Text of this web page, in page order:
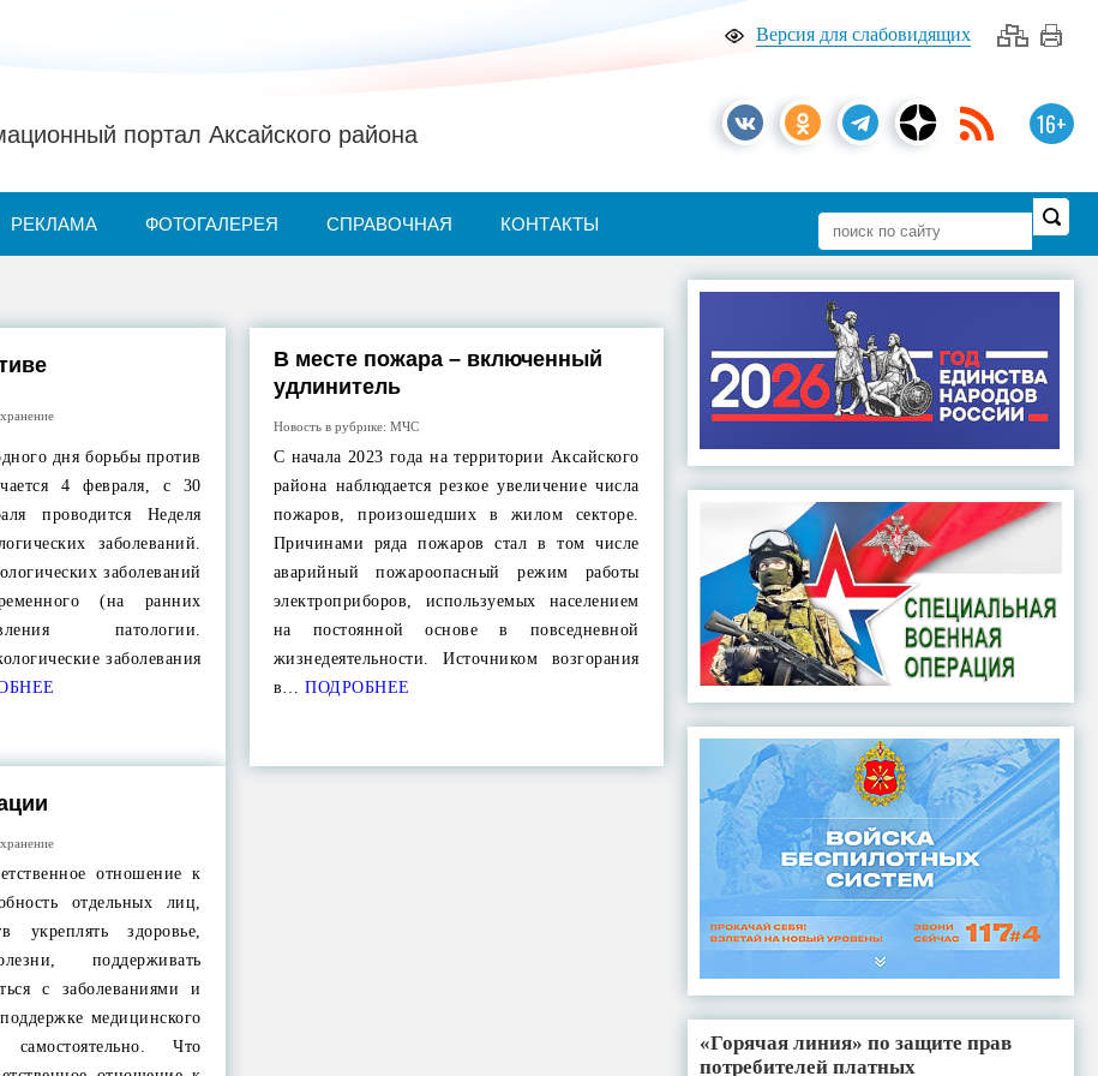
Версия для слабовидящих
16+
портал Аксайского района
РЕКЛАМА ФОТОГАЛЕРЕЯ СПРАВОЧНАЯ КОНТАКТЫ
дня борьбы против
4 февраля, с 30
проводится Неделя
заболеваний.
заболеваний
(на ранних
патологии.
заболевания
В месте пожара – включенный
удлинитель
Новость в рубрике: МЧС
С начала 2023 года на территории Аксайского
района наблюдается резкое увеличение числа
пожаров, произошедших в жилом секторе.
Причинами ряда пожаров стал в том числе
аварийный пожароопасный режим работы
электроприборов, используемых населением
на постоянной основе в повседневной
жизнедеятельности. Источником возгорания
в… ПОДРОБНЕЕ
отношение к
отдельных лиц,
укреплять здоровье,
поддерживать
с заболеваниями и
медицинского
Что
«Горячая линия» по защите прав
потребителей платных